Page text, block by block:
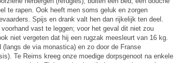
te rapen. Ook heeft men soms geluk en zorgen
Spijs en drank valt hen dan rijkelijk ten deel.
vast te leggen; voor het geval dit niet zou
niet vergeten dat hij een rugzak meesleurt van 16 kg.
de via monastica) en zo door de Franse
Te Reims kreeg onze moedige dorpsgenoot na enkele